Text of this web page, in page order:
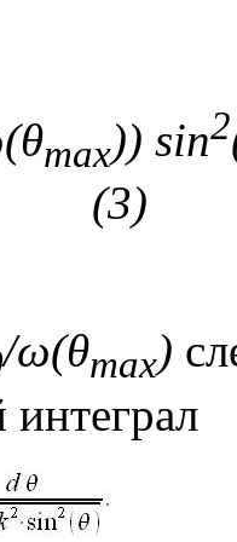
θmax)) sin2
/ω(θmax)
интеграл